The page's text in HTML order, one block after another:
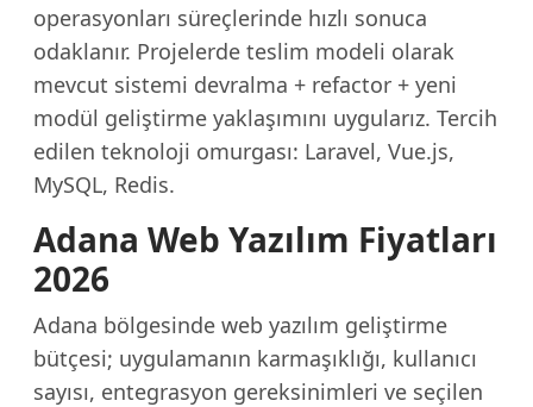
operasyonları süreçlerinde hızlı sonuca
odaklanır. Projelerde teslim modeli olarak
mevcut sistemi devralma + refactor + yeni
modül geliştirme yaklaşımını uygularız. Tercih
edilen teknoloji omurgası: Laravel, Vue.js,
MySQL, Redis.
Adana Web Yazılım Fiyatları
2026
Adana bölgesinde web yazılım geliştirme
bütçesi; uygulamanın karmaşıklığı, kullanıcı
sayısı, entegrasyon gereksinimleri ve seçilen